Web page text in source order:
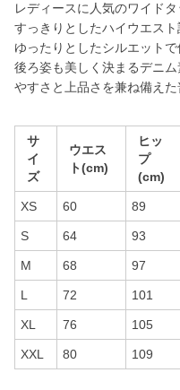
レディースに人気のワイドタ
すっきりとしたハイウエスト
ゆったりとしたシルエットで
後ろ姿も美しく決まるデニ
やすさと上品さを兼ね備えた
サ
イ
ズ
ウエス
ト(cm)
ヒッ
プ
(cm)
XS 60 89
S 64 93
M 68 97
L 72 101
XL 76 105
XXL 80 109